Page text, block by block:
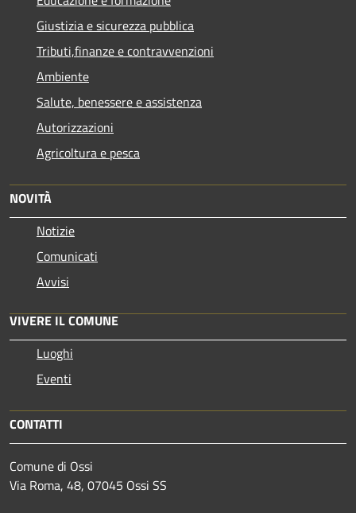
Giustizia e sicurezza pubblica
Tributi,finanze e contravvenzioni
Ambiente
Salute, benessere e assistenza
Autorizzazioni
Agricoltura e pesca
NOVITÀ
Notizie
Comunicati
Avvisi
VIVERE IL COMUNE
Luoghi
Eventi
CONTATTI
Comune di Ossi
Via Roma, 48, 07045 Ossi SS